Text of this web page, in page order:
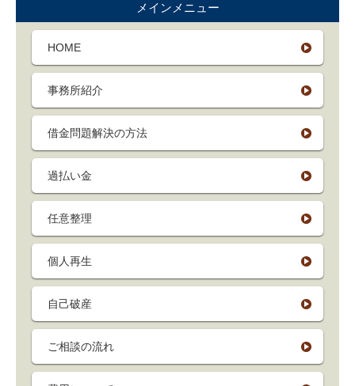
メインメニュー
HOME
事務所紹介
借金問題解決の方法
過払い金
任意整理
個人再生
自己破産
ご相談の流れ